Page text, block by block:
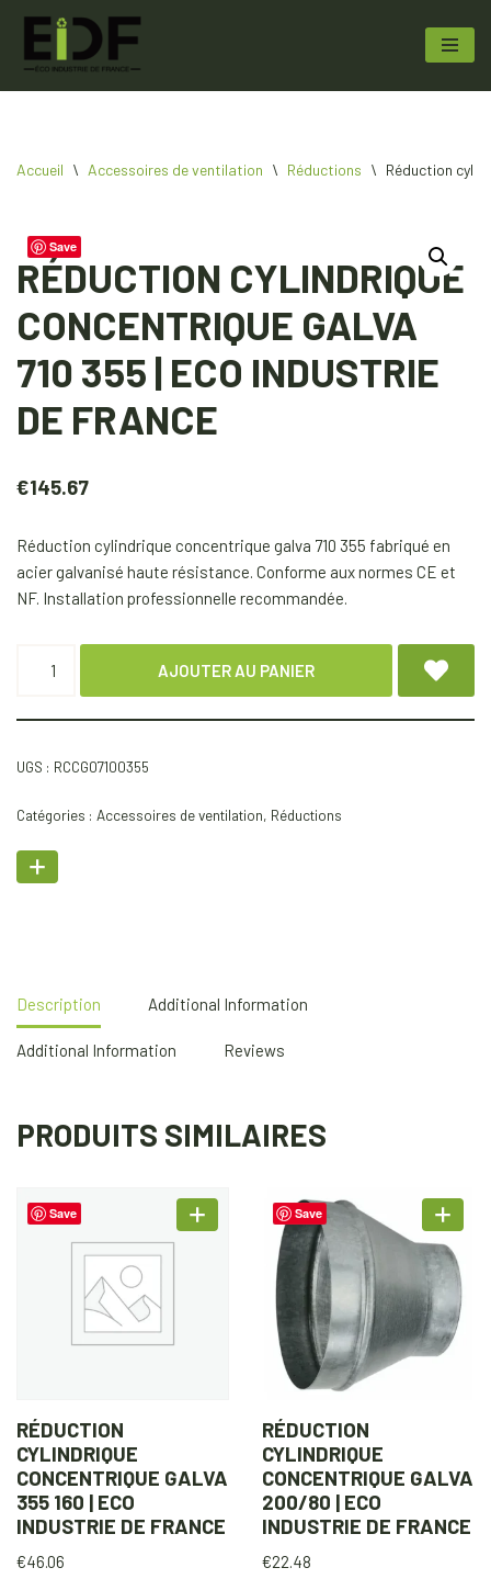
Aller
Accueil \ Accessoires de ventilation \ Réductions \ Réduction
Save
RÉDUCTION CYLINDRIQUE
CONCENTRIQUE GALVA
710 355 | ECO INDUSTRIE
DE FRANCE
€145.67
Réduction cylindrique concentrique galva 710 355 fabriqué en
acier galvanisé haute résistance. Conforme aux normes CE et
NF. Installation professionnelle recommandée.
AJOUTER AU PANIER
UGS : RCCG07100355
Catégories : Accessoires de ventilation, Réductions
Description Additional Information
Additional Information Reviews
PRODUITS SIMILAIRES
Save
RÉDUCTION
CYLINDRIQUE
CONCENTRIQUE GALVA
355 160 | ECO
INDUSTRIE DE FRANCE
€46.06
Save
RÉDUCTION
CYLINDRIQUE
CONCENTRIQUE GALVA
200/80 | ECO
INDUSTRIE DE FRANCE
€22.48